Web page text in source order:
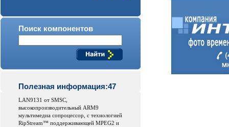
Поиск компонентов
Полезная информация:47
LAN9131 от SMSC,
высокопроизводительный ARM9
мультимедиа сопроцессор, с технологией
RipStream™ поддерживающей MPEG2 и